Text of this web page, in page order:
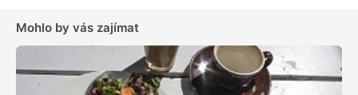
Mohlo by vás zajímat